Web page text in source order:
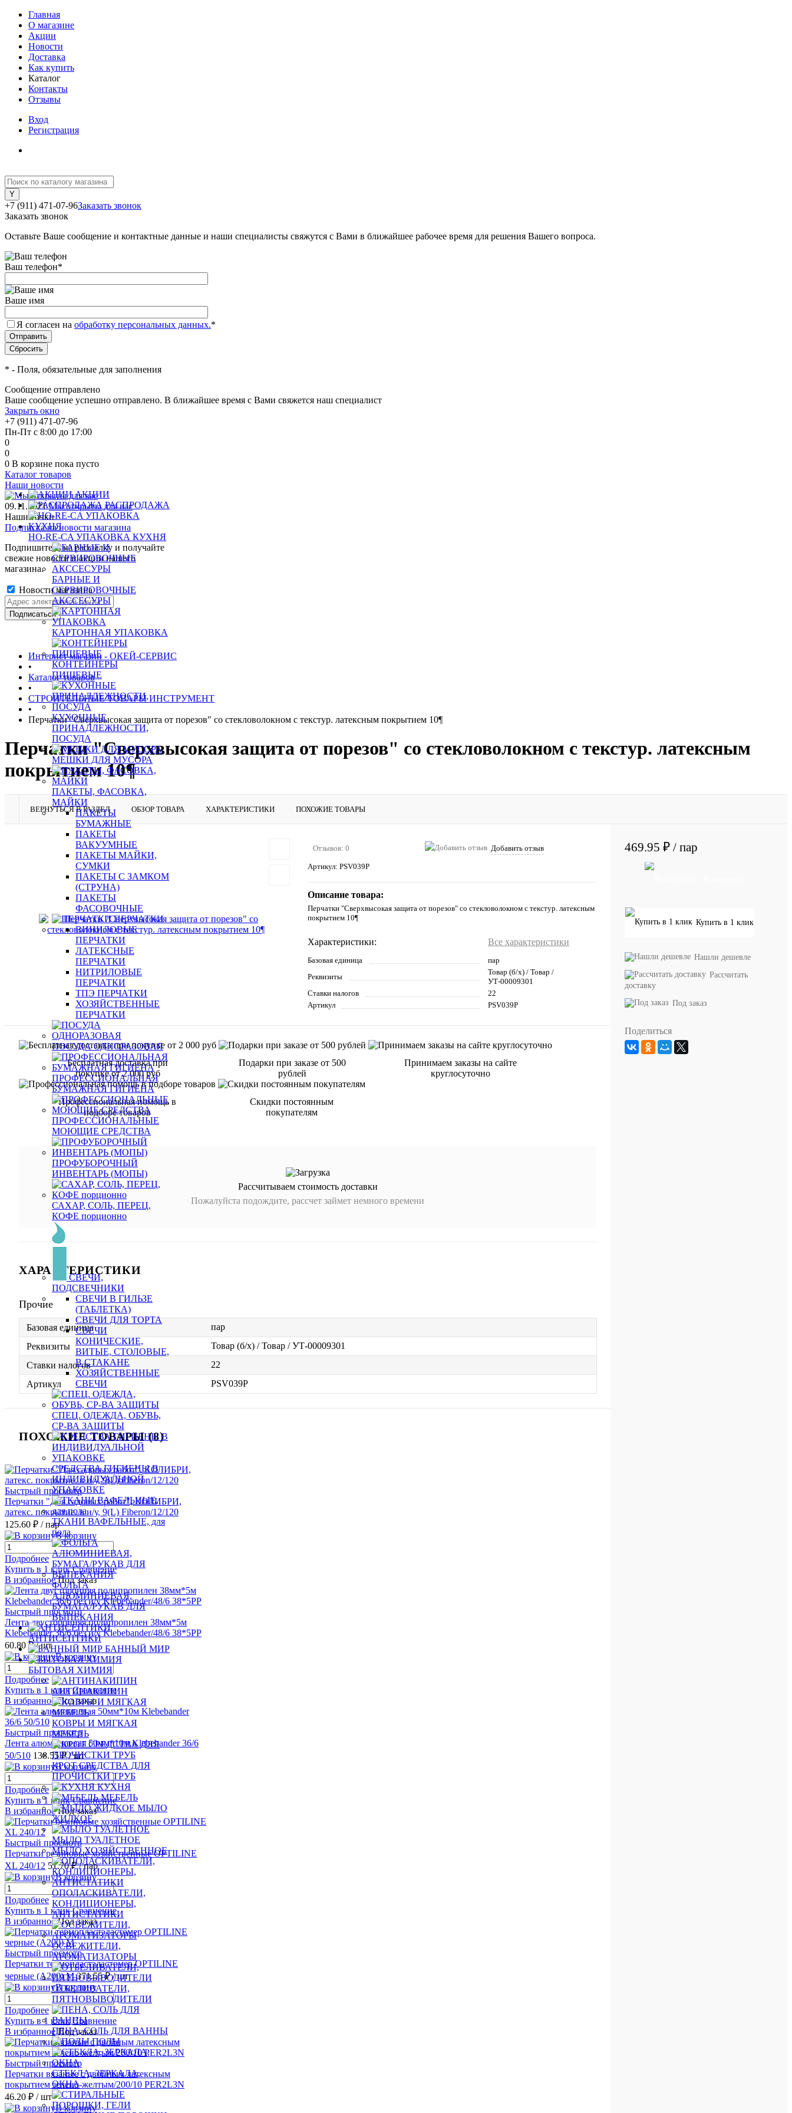
Главная
О магазине
Акции
Новости
Доставка
Как купить
Каталог
Контакты
Отзывы
Вход
Регистрация
+7 (911) 471-07-96Заказать звонок
Заказать звонок
Оставьте Ваше сообщение и контактные данные и наши специалисты свяжутся с Вами в ближайшее рабочее время для решения Вашего вопроса.
Ваш телефон*
Ваше имя
Я согласен на обработку персональных данных.*
* - Поля, обязательные для заполнения
Сообщение отправлено
Ваше сообщение успешно отправлено. В ближайшее время с Вами свяжется наш специалист
Закрыть окно
+7 (911) 471-07-96
Пн-Пт с 8:00 до 17:00
0
0
0 В корзине пока пусто
Каталог товаров
АКЦИИ
РАСПРОДАЖА
HO-RE-CA УПАКОВКА КУХНЯ
БАРНЫЕ И
СЕРВИРОВОЧНЫЕ
АКССЕСУРЫ
КАРТОННАЯ УПАКОВКА
КОНТЕЙНЕРЫ
ПИЩЕВЫЕ
КУХОННЫЕ
ПРИНАДЛЕЖНОСТИ,
ПОСУДА
МЕШКИ ДЛЯ МУСОРА
ПАКЕТЫ, ФАСОВКА,
МАЙКИ
ПАКЕТЫ
БУМАЖНЫЕ
ПАКЕТЫ
ВАКУУМНЫЕ
ПАКЕТЫ МАЙКИ,
СУМКИ
ПАКЕТЫ С ЗАМКОМ
(СТРУНА)
ПАКЕТЫ
ФАСОВОЧНЫЕ
ПЕРЧАТКИ
ВИНИЛОВЫЕ
ПЕРЧАТКИ
ЛАТЕКСНЫЕ
ПЕРЧАТКИ
НИТРИЛОВЫЕ
ПЕРЧАТКИ
ТПЭ ПЕРЧАТКИ
ХОЗЯЙСТВЕННЫЕ
ПЕРЧАТКИ
ПОСУДА ОДНОРАЗОВАЯ
ПРОФЕССИОНАЛЬНАЯ
БУМАЖНАЯ ГИГИЕНА
ПРОФЕССИОНАЛЬНЫЕ
МОЮЩИЕ СРЕДСТВА
ПРОФУБОРОЧНЫЙ
ИНВЕНТАРЬ (МОПЫ)
САХАР, СОЛЬ, ПЕРЕЦ,
КОФЕ порционно
СВЕЧИ,
ПОДСВЕЧНИКИ
СВЕЧИ В ГИЛЬЗЕ
(ТАБЛЕТКА)
СВЕЧИ ДЛЯ ТОРТА
СВЕЧИ
КОНИЧЕСКИЕ,
ВИТЫЕ, СТОЛОВЫЕ,
В СТАКАНЕ
ХОЗЯЙСТВЕННЫЕ
СВЕЧИ
СПЕЦ. ОДЕЖДА, ОБУВЬ,
СР-ВА ЗАЩИТЫ
СРЕДСТВА ГИГИЕНЫ В
ИНДИВИДУАЛЬНОЙ
УПАКОВКЕ
ТКАНИ ВАФЕЛЬНЫЕ, для
пола
ФОЛЬГА
АЛЮМИНИЕВАЯ,
БУМАГА/РУКАВ ДЛЯ
ВЫПЕКАНИЯ
АНТИСЕПТИКИ
БАННЫЙ МИР
БЫТОВАЯ ХИМИЯ
АНТИНАКИПИН
КОВРЫ И МЯГКАЯ
МЕБЕЛЬ
КРОТ СРЕДСТВА ДЛЯ
ПРОЧИСТКИ ТРУБ
КУХНЯ
МЕБЕЛЬ
МЫЛО
ЖИДКОЕ
МЫЛО ТУАЛЕТНОЕ
МЫЛО ХОЗЯЙСТВЕННОЕ
ОПОЛАСКИВАТЕЛИ,
КОНДИЦИОНЕРЫ,
АНТИСТАТИКИ
ОСВЕЖИТЕЛИ,
АРОМАТИЗАТОРЫ
ОТБЕЛИВАТЕЛИ,
ПЯТНОВЫВОДИТЕЛИ
ПЕНА, СОЛЬ ДЛЯ ВАННЫ
ПОЛЫ
СТЕКЛА, ЗЕРКАЛА,
ОКНА
Наши новости
09.11.2021 Мы открыты для вас
Наши точки
Подписка на новости магазина
Подпишитесь на рассылку и получайте
свежие новости и акции нашего
магазина.
Новости магазина
Интернет магазин - ОКЕЙ-СЕРВИС
•
Каталог товаров
•
СТРОИТЕЛЬНЫЕ ТОВАРЫ ИНСТРУМЕНТ
•
Перчатки "Сверхвысокая защита от порезов" со стекловолокном с текстур. латексным покрытием 10¶
Перчатки "Сверхвысокая защита от порезов" со стекловолокном с текстур. латексным
покрытием 10¶
ВЕРНУТЬСЯ В РАЗДЕЛ ОБЗОР ТОВАРА ХАРАКТЕРИСТИКИ ПОХОЖИЕ ТОВАРЫ
Отзывов: 0 Добавить отзыв
Артикул: PSV039P
Описание товара:
Перчатки "Сверхвысокая защита от порезов" со стекловолокном с текстур. латексным
покрытием 10¶
Характеристики: Все характеристики
Базовая единица
пар
Реквизиты
Товар (б/х) / Товар /
УТ-00009301
Ставки налогов
22
Артикул
PSV039P
Бесплатная доставка при
покупке от 2 000 руб
Подарки при заказе от 500
рублей
Принимаем заказы на сайте
круглосуточно
Профессиональная помощь в
подборе товаров
Скидки постоянным
покупателям
Рассчитываем стоимость доставки
Пожалуйста подождите, рассчет займет немного времени
ХАРАКТЕРИСТИКИ
Прочие
Базовая единица
пар
Реквизиты
Товар (б/х) / Товар / УТ-00009301
Ставки налогов
22
Артикул
PSV039P
ПОХОЖИЕ ТОВАРЫ (8)
Быстрый просмотр
Перчатки "Для садовых работ", КОЛИБРИ,
латекс. покрытие. в и/у, 9(L) Fiberon/12/120
125.60 ₽ / пар
В корзину
Подробнее
Купить в 1 клик Сравнение
В избранное Под заказ
Быстрый просмотр
Лента двусторонняя полипропилен 38мм*5м
Klebebander 36/6 без и/у Klebebander/48/6 38*5РР
60.80 ₽/ шт
В корзину
Подробнее
Купить в 1 клик Сравнение
В избранное Под заказ
Быстрый просмотр
Лента алюминиевая 50мм*10м Klebebander 36/6
50/510 138.55 ₽/ шт
В корзину
Подробнее
Купить в 1 клик Сравнение
В избранное Под заказ
Быстрый просмотр
Перчатки резиновые хозяйственные OPTILINE
XL 240/12 51.70 ₽/ пар
В корзину
Подробнее
Купить в 1 клик Сравнение
В избранное Под заказ
Быстрый просмотр
Перчатки термопластэластомер OPTILINE
черные (А200) M371.55 ₽/ шт
В корзину
Подробнее
Купить в 1 клик Сравнение
В избранное Под заказ
Быстрый просмотр
Перчатки вязаные с двойным латексным
покрытием зелено-желтым/200/10 PER2L3N
46.20 ₽ / шт
В корзину
469.95 ₽ / пар
Купить в 1 клик
Нашли дешевле
Рассчитать
доставку
Под заказ
Поделиться